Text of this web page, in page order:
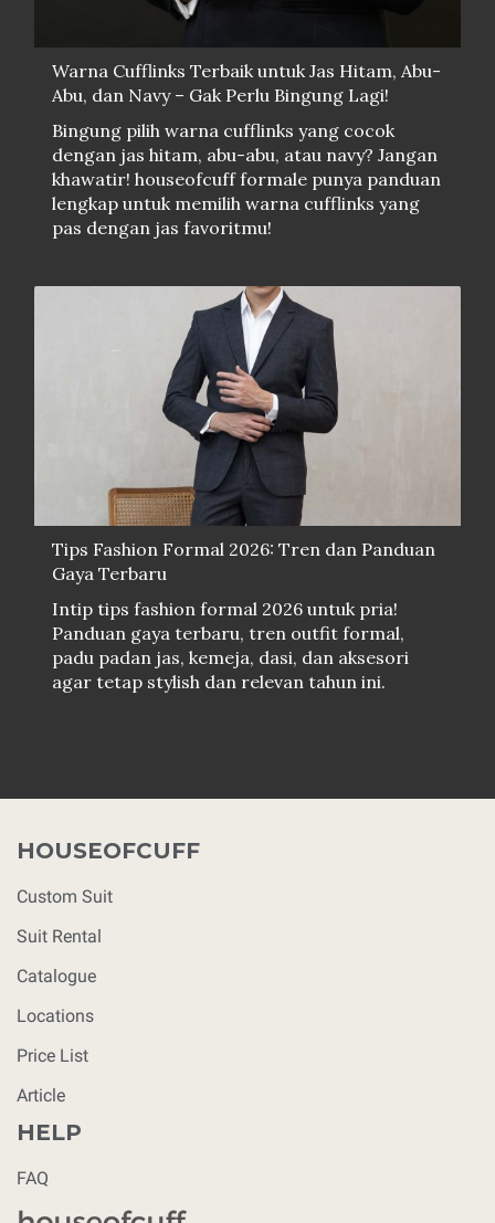
Warna Cufflinks Terbaik untuk Jas Hitam, Abu-
Abu, dan Navy – Gak Perlu Bingung Lagi!
Bingung pilih warna cufflinks yang cocok
dengan jas hitam, abu-abu, atau navy? Jangan
khawatir! houseofcuff formale punya panduan
lengkap untuk memilih warna cufflinks yang
pas dengan jas favoritmu!
Tips Fashion Formal 2026: Tren dan Panduan
Gaya Terbaru
Intip tips fashion formal 2026 untuk pria!
Panduan gaya terbaru, tren outfit formal,
padu padan jas, kemeja, dasi, dan aksesori
agar tetap stylish dan relevan tahun ini.
HOUSEOFCUFF
Custom Suit
Suit Rental
Catalogue
Locations
Price List
Article
HELP
FAQ